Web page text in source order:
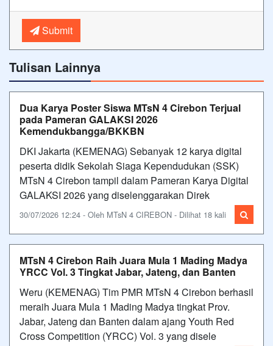
Submit
Tulisan Lainnya
Dua Karya Poster Siswa MTsN 4 Cirebon Terjual
pada Pameran GALAKSI 2026
Kemendukbangga/BKKBN
DKI Jakarta (KEMENAG) Sebanyak 12 karya digital
peserta didik Sekolah Siaga Kependudukan (SSK)
MTsN 4 Cirebon tampil dalam Pameran Karya Digital
GALAKSI 2026 yang diselenggarakan Direk
30/07/2026 12:24 - Oleh MTsN 4 CIREBON - Dilihat 18 kali
MTsN 4 Cirebon Raih Juara Mula 1 Mading Madya
YRCC Vol. 3 Tingkat Jabar, Jateng, dan Banten
Weru (KEMENAG) Tim PMR MTsN 4 Cirebon berhasil
meraih Juara Mula 1 Mading Madya tingkat Prov.
Jabar, Jateng dan Banten dalam ajang Youth Red
Cross Competition (YRCC) Vol. 3 yang disele